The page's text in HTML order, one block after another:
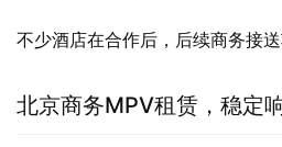
不少酒店在合作后，后续商务接送
北京商务MPV租赁，稳定